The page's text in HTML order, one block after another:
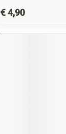
€ 4,90